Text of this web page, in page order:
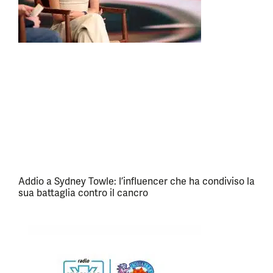
Addio a Sydney Towle: l’influencer che ha condiviso la
sua battaglia contro il cancro